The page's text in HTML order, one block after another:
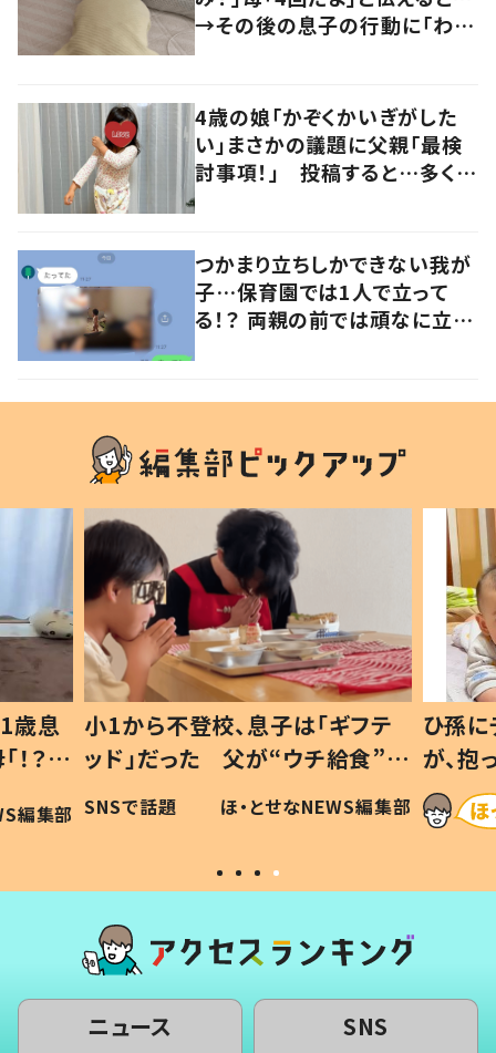
→その後の息子の行動に「わか
4歳の娘「かぞくかいぎがした
い」まさかの議題に父親「最検
討事項！」 投稿すると…多くの
つかまり立ちしかできない我が
子…保育園では1人で立って
る！？ 両親の前では頑なに立た
歳息
？」
編集部
小1から不登校、息子は「ギフテ
ッド」だった 父が“ウチ給食”を
作り続ける理由とは #令和の親
#令和の子
SNSで話題 ほ・とせなNEWS編集部
ひ孫
が、
「涙が
い」
ニュース SNS